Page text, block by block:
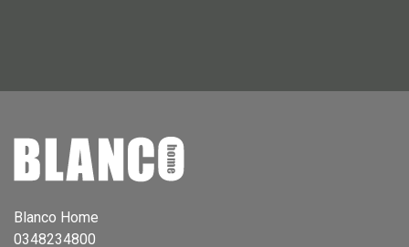
Hanglamp
Vloerlamp
Blanco Home
0348234800